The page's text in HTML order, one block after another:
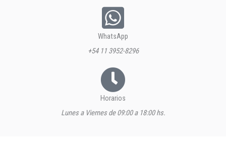
WhatsApp
+54 11 3952-8296
Horarios
Lunes a Viernes de 09:00 a 18:00 hs.